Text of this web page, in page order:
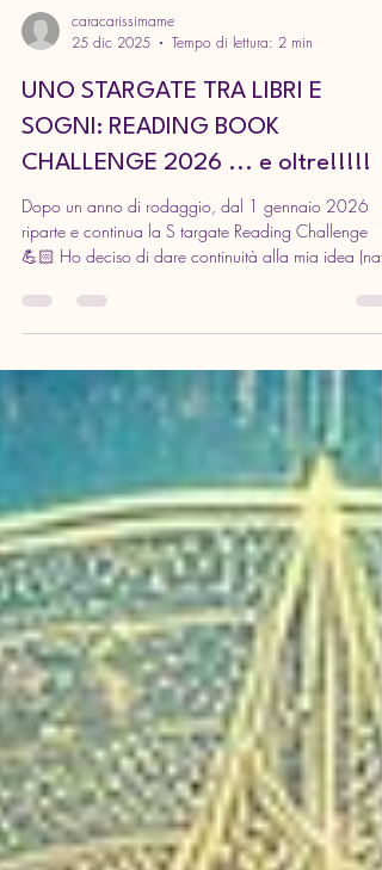
caracarissimame
25 dic 2025
Tempo di lettura: 2 min
UNO STARGATE TRA LIBRI E
SOGNI: READING BOOK
CHALLENGE 2026 ... e oltre!!!!!
Dopo un anno di rodaggio, dal 1 gennaio 2026
💪🏻 Ho deciso di dare continuità alla mia idea (nata
a fine 2024 e messa in campo nel 2025) lavorando
sugli ingranaggi che ritengo possano contribuire a
migliorarne il funzionamento anno per anno. Per il
2026, gli Stargate sono già attivi ma saranno
aggiornati 😎 Ecco gli aggiornamenti in fase
d'installazione ⬇️ STARGATE KEY in lega Si accede
tramite gruppo fb e si giocherà sia